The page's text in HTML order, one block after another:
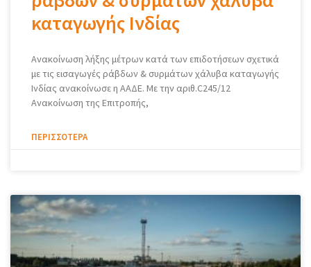
καταγωγής Ινδίας
Ανακοίνωση λήξης μέτρων κατά των επιδοτήσεων σχετικά
με τις εισαγωγές ράβδων & συρμάτων χάλυβα καταγωγής
Ινδίας ανακοίνωσε η ΑΑΔΕ. Με την αριθ.C245/12
Ανακοίνωση της Επιτροπής,
ΠΕΡΙΣΣΌΤΕΡΑ